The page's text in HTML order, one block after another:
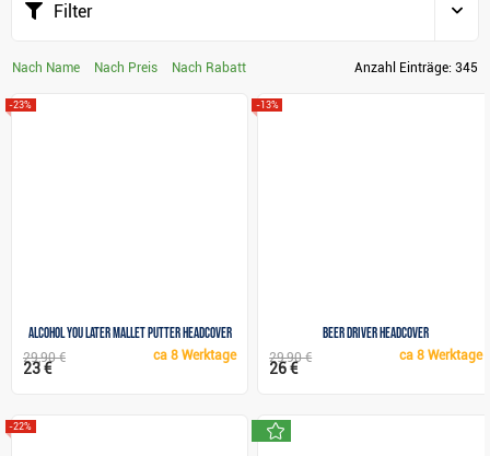
Filter
Nach Name Nach Preis Nach Rabatt Anzahl Einträge: 345
Alcohol You Later mallet putter headcover
-23%
ca8 Werktage
29,90 €
23 €
Beer Driver headcover
-13%
ca8 Werktage
29,90 €
26 €
-22%